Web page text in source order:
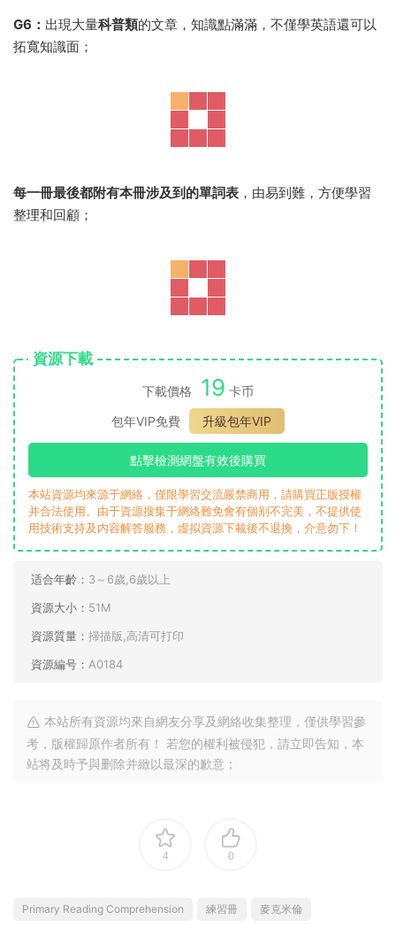
G6： 出現大量科普類的文章，知識點滿滿，不僅學英語還可以
拓寬知識面；
每一冊最後都附有本冊涉及到的單詞表 ，由易到難，方便學習
整理和回顧；
資源下載
下載價格 19 卡币
包年VIP免費
升級包年VIP
點擊檢測網盤有效後購買
本站資源均來源于網絡，僅限學習交流嚴禁商用，請購買正版授權
并合法使用。由于資源搜集于網絡難免會有個别不完美，不提供使
用技術支持及内容解答服務，虛拟資源下載後不退換，介意勿下！
适合年齡： 3～6歲,6歲以上
資源大小： 51M
資源質量： 掃描版,高清可打印
資源編号： A0184
本站所有資源均來自網友分享及網絡收集整理，僅供學習參
考，版權歸原作者所有！ 若您的權利被侵犯，請立即告知，本
站将及時予與删除并緻以最深的歉意；
4 0
Primary Reading Comprehension 練習冊 麥克米倫